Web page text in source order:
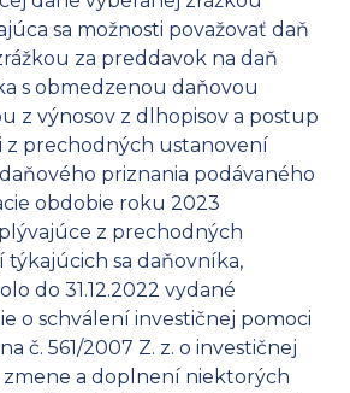
sa možnosti považovať daň
za preddavok na daň
s obmedzenou daňovou
z výnosov z dlhopisov a postup
z prechodných ustanovení
priznania podávaného
obdobie roku 2023
z prechodných
týkajúcich sa daňovníka,
do 31.12.2022 vydané
o schválení investičnej pomoci
č. 561/2007 Z. z. o investičnej
zmene a doplnení niektorých